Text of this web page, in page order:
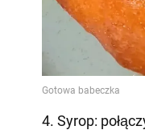
4. Syrop: